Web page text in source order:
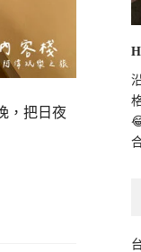
，把日夜